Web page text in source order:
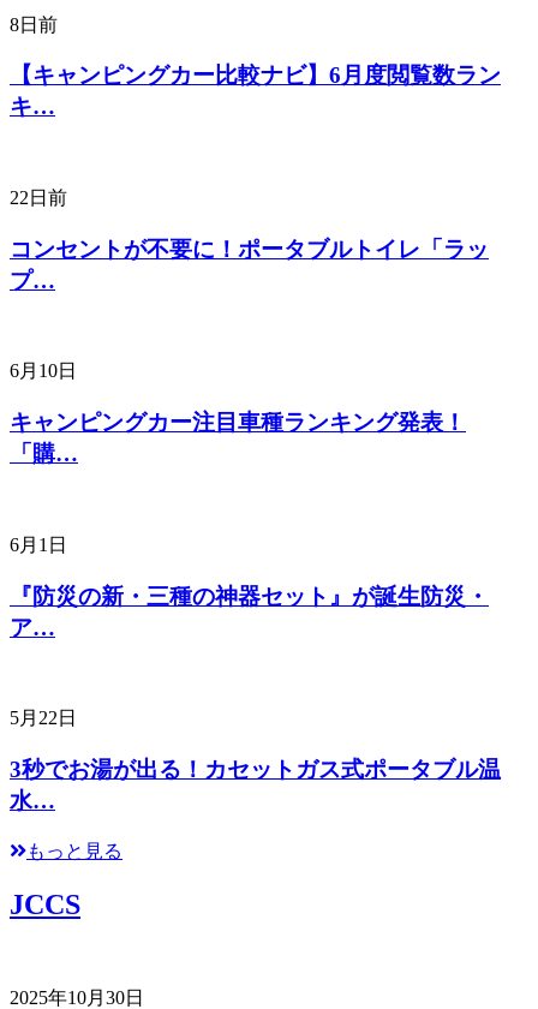
8日前
【キャンピングカー比較ナビ】6月度閲覧数ラン
キ…
22日前
コンセントが不要に！ポータブルトイレ「ラッ
プ…
6月10日
キャンピングカー注目車種ランキング発表！
「購…
6月1日
『防災の新・三種の神器セット』が誕生防災・
ア…
5月22日
3秒でお湯が出る！カセットガス式ポータブル温
水…
もっと見る
JCCS
2025年10月30日